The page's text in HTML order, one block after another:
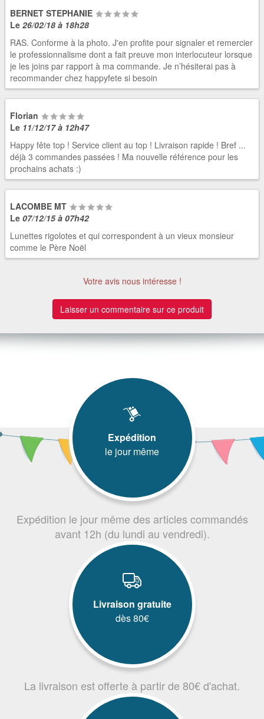
BERNET STEPHANIE
Le 26/02/18 à 18h28
RAS. Conforme à la photo. J'en profite pour signaler et remercier
le professionnalisme dont a fait preuve mon interlocuteur lorsque
je les joins par rapport à ma commande. Je n’hésiterai pas à
recommander chez happyfete si besoin
Florian
Le 11/12/17 à 12h47
Happy fête top ! Service client au top ! Livraison rapide ! Bref ...
déjà 3 commandes passées ! Ma nouvelle référence pour les
prochains achats :)
LACOMBE MT
Le 07/12/15 à 07h42
Lunettes rigolotes et qui correspondent à un vieux monsieur
comme le Père Noël
Votre avis nous intéresse !
Laisser un commentaire sur ce produit
Expédition
le jour même
Expédition le jour même des articles commandés
avant 12h (du lundi au vendredi).
Livraison gratuite
dès 80€
La livraison est offerte à partir de 80€ d'achat.